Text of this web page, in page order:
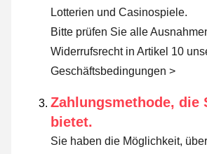
Lotterien und Casinospiele.
Bitte prüfen Sie alle
Widerrufsrecht in Artikel 10
Geschäftsbedingungen >
Zahlungsmethode, die
bietet.
Sie haben die Möglichkeit,